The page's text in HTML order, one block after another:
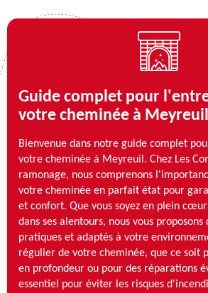
Guide complet pour
votre cheminée à Meyreuil
Bienvenue dans notre guide complet
votre cheminée à Meyreuil. Chez Les
ramonage, nous comprenons
votre cheminée en parfait état pour
et confort. Que vous soyez en plein
dans ses alentours, nous vous proposons
pratiques et adaptés à votre
régulier de votre cheminée, que ce soit
en profondeur ou pour des réparations
essentiel pour éviter les risques